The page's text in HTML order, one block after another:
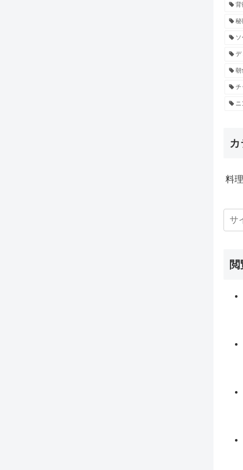
背
秘
ソ
デ
朝
チ
料